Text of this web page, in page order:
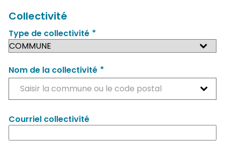
Collectivité
Type de collectivité *
Nom de la collectivité *
Saisir la commune ou le code postal
Courriel collectivité